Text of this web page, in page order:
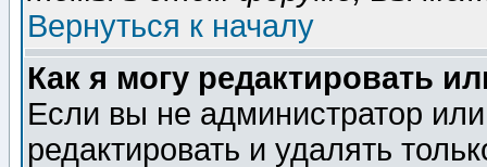
Вернуться к началу
Как я могу редактировать
Если вы не администратор
редактировать и удалять